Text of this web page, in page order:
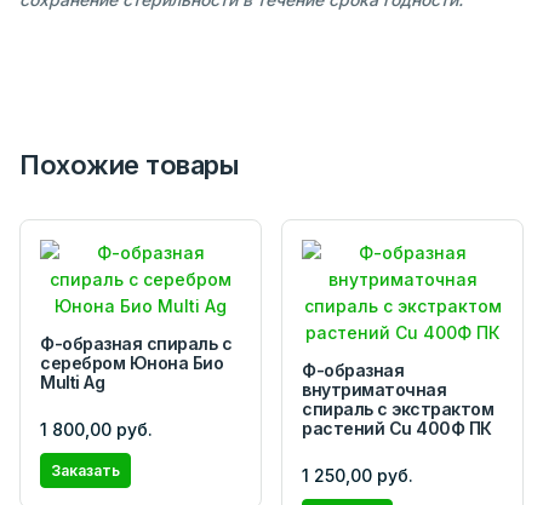
Похожие товары
Ф-образная спираль с
серебром Юнона Био
Multi Ag
1 800,00 руб.
Заказать
Ф-образная
внутриматочная
спираль с экстрактом
растений Сu 400Ф ПК
1 250,00 руб.